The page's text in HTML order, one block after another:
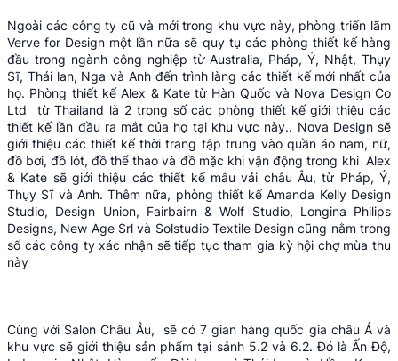
Ngoài các công ty cũ và mới trong khu vực này, phòng triển lãm
Verve for Design một lần nữa sẽ quy tụ các phòng thiết kế hàng
đầu trong ngành công nghiệp từ Australia, Pháp, Ý, Nhật, Thụy
Sĩ, Thái lan, Nga và Anh đến trình làng các thiết kế mới nhất của
họ. Phòng thiết kế Alex & Kate từ Hàn Quốc và Nova Design Co
Ltd từ Thailand là 2 trong số các phòng thiết kế giới thiệu các
thiết kế lần đầu ra mắt của họ tại khu vực này.. Nova Design sẽ
giới thiệu các thiết kế thời trang tập trung vào quần áo nam, nữ,
đồ bơi, đồ lót, đồ thể thao và đồ mặc khi vận động trong khi Alex
& Kate sẽ giới thiệu các thiết kế mẫu vải châu Âu, từ Pháp, Ý,
Thụy Sĩ và Anh. Thêm nữa, phòng thiết kế Amanda Kelly Design
Studio, Design Union, Fairbairn & Wolf Studio, Longina Philips
Designs, New Age Srl và Solstudio Textile Design cũng nằm trong
số các công ty xác nhận sẽ tiếp tục tham gia kỳ hội chợ mùa thu
này
Cùng với Salon Châu Âu, sẽ có 7 gian hàng quốc gia châu Á và
khu vực sẽ giới thiệu sản phẩm tại sảnh 5.2 và 6.2. Đó là Ấn Độ,